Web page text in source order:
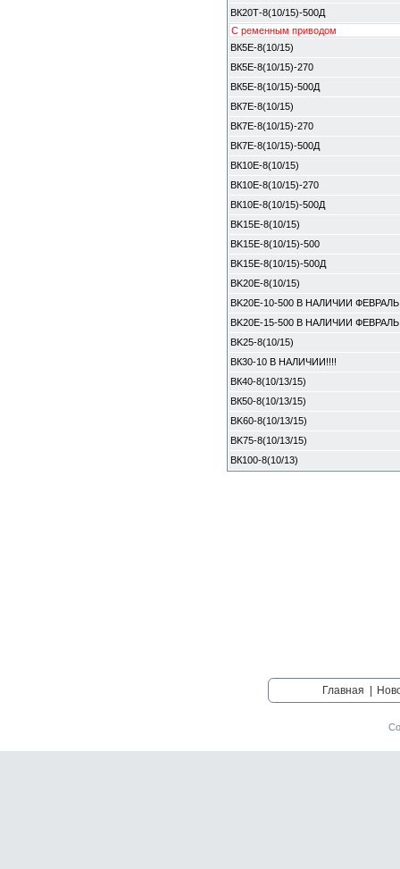
ВК20Т-8(10/15)-500Д
С ременным приводом
ВК5E-8(10/15)
ВК5E-8(10/15)-270
ВК5E-8(10/15)-500Д
ВК7E-8(10/15)
ВК7E-8(10/15)-270
ВК7E-8(10/15)-500Д
ВК10E-8(10/15)
ВК10E-8(10/15)-270
ВК10E-8(10/15)-500Д
BK15E-8(10/15)
BK15E-8(10/15)-500
BK15E-8(10/15)-500Д
BK20E-8(10/15)
BK20E-10-500 В НАЛИЧИИ ФЕВРАЛЬ
BK20E-15-500 В НАЛИЧИИ ФЕВРАЛЬ
BK25-8(10/15)
ВК30-10 В НАЛИЧИИ!!!!
ВК40-8(10/13/15)
ВК50-8(10/13/15)
BK60-8(10/13/15)
BK75-8(10/13/15)
ВК100-8(10/13)
Главная